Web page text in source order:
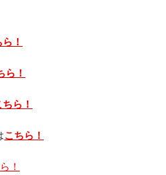
！
ら！
ちら！
こちら！
！